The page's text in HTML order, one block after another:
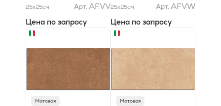
25x25см Арт. AFVV
Цена по запросу
25x25см Арт. AFVW
Цена по запросу
Матовая Матовая